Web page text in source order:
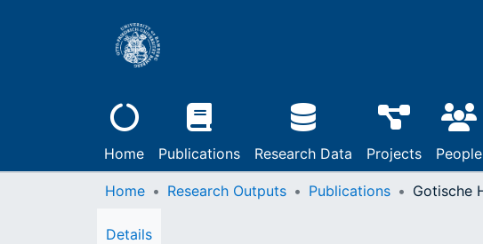
Home Publications Research Data Projects People
Home Research Outputs Publications
Details